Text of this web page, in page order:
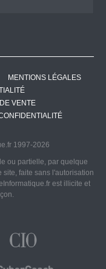
MENTIONS LÉGALES
VENTE
1997-2026
ou partielle, par quelque
faite sans l'autorisation
est illicite et